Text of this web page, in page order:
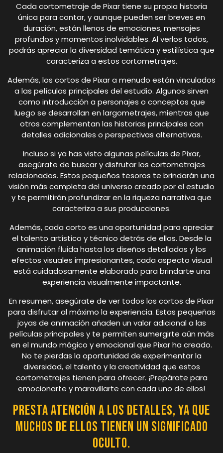
Cada cortometraje de Pixar tiene su propia historia
única para contar, y aunque pueden ser breves en
duración, están llenos de emociones, mensajes
profundos y momentos inolvidables. Al verlos todos,
podrás apreciar la diversidad temática y estilística que
caracteriza a estos cortometrajes.
Además, los cortos de Pixar a menudo están vinculados
a las películas principales del estudio. Algunos sirven
como introducción a personajes o conceptos que
luego se desarrollan en largometrajes, mientras que
otros complementan las historias principales con
detalles adicionales o perspectivas alternativas.
Incluso si ya has visto algunas películas de Pixar,
asegúrate de buscar y disfrutar los cortometrajes
relacionados. Estos pequeños tesoros te brindarán una
visión más completa del universo creado por el estudio
y te permitirán profundizar en la riqueza narrativa que
caracteriza a sus producciones.
Además, cada corto es una oportunidad para apreciar
el talento artístico y técnico detrás de ellos. Desde la
animación fluida hasta los diseños detallados y los
efectos visuales impresionantes, cada aspecto visual
está cuidadosamente elaborado para brindarte una
experiencia visualmente impactante.
En resumen, asegúrate de ver todos los cortos de Pixar
para disfrutar al máximo la experiencia. Estas pequeñas
joyas de animación añaden un valor adicional a las
películas principales y te permiten sumergirte aún más
en el mundo mágico y emocional que Pixar ha creado.
No te pierdas la oportunidad de experimentar la
diversidad, el talento y la creatividad que estos
cortometrajes tienen para ofrecer. ¡Prepárate para
emocionarte y maravillarte con cada uno de ellos!
Presta atención a los detalles, ya que
muchos de ellos tienen un significado
oculto.